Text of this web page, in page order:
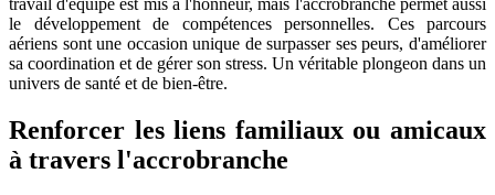
travail d'équipe est mis à l'honneur, mais l'accrobranche permet aussi
le développement de compétences personnelles. Ces parcours
aériens sont une occasion unique de surpasser ses peurs, d'améliorer
sa coordination et de gérer son stress. Un véritable plongeon dans un
univers de santé et de bien-être.
Renforcer les liens familiaux ou amicaux
à travers l'accrobranche